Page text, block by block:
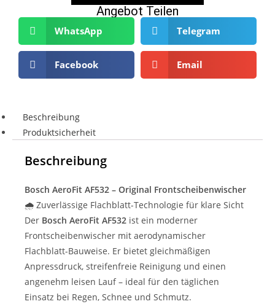
Angebot Teilen
WhatsApp Telegram
Facebook Email
Beschreibung
Produktsicherheit
Beschreibung
Bosch AeroFit AF532 – Original Frontscheibenwischer
🌧️ Zuverlässige Flachblatt-Technologie für klare Sicht
Der Bosch AeroFit AF532 ist ein moderner
Frontscheibenwischer mit aerodynamischer
Flachblatt-Bauweise. Er bietet gleichmäßigen
Anpressdruck, streifenfreie Reinigung und einen
angenehm leisen Lauf – ideal für den täglichen
Einsatz bei Regen, Schnee und Schmutz.